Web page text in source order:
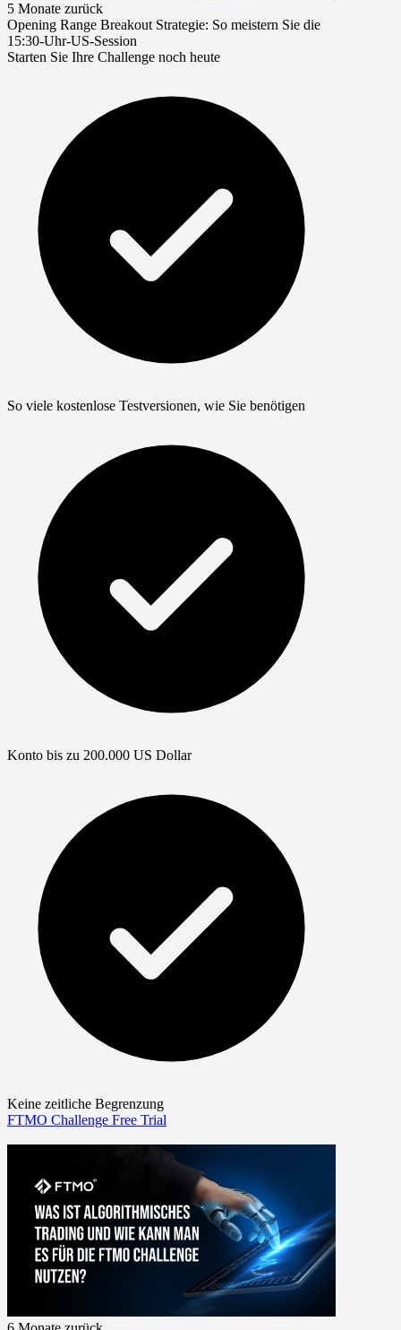
5 Monate zurück
Opening Range Breakout Strategie: So meistern Sie die
15:30-Uhr-US-Session
Starten Sie Ihre Challenge noch heute
So viele kostenlose Testversionen, wie Sie benötigen
Konto bis zu 200.000 US Dollar
Keine zeitliche Begrenzung
FTMO Challenge Free Trial